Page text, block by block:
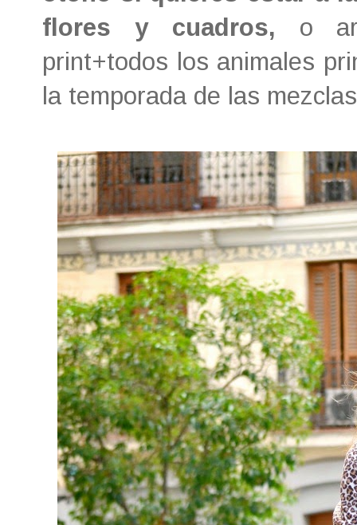
flores y cuadros, o
print+todos los animales
la temporada de las